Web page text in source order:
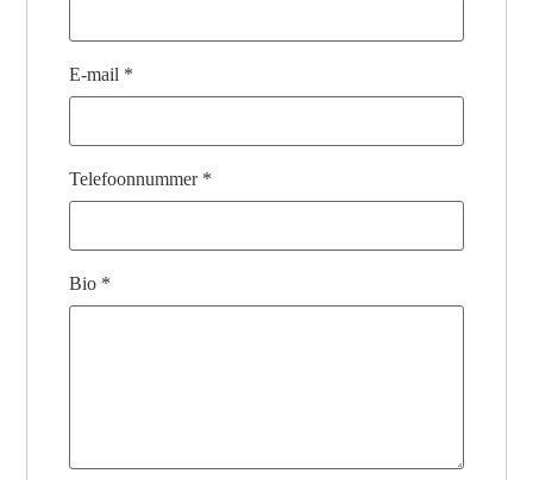
E-mail *
Telefoonnummer *
Bio *